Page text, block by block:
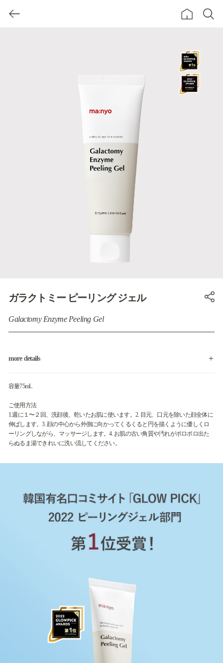
ガラクトミー ピーリング ジェル
Galactomy Enzyme Peeling Gel
more details
容量75mL
ご使用方法
1.週に１〜２回、洗顔後、乾いたお肌に使います。2. 目元、口元を除いた顔全体に
伸ばします。3. 顔の中心から外側に向かってくるくると円を描くように優しくロ
ーリングしながら、マッサージします。4. お肌の古い角質や汚れがポロポロ出た
らぬるま湯できれいに洗い流してください。